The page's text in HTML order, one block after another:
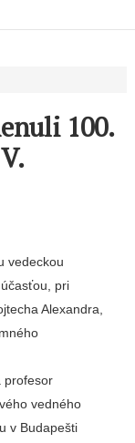
100.
vedeckou
pri
Alexandra,
profesor
vedného
v Budapešti